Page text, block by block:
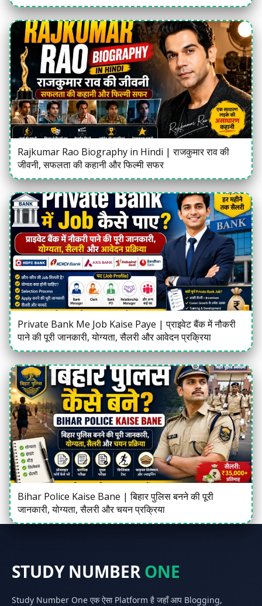
Rajkumar Rao Biography in Hindi | राजकुमार राव की
जीवनी, सफलता की कहानी और फिल्मी सफर
Private Bank Me Job Kaise Paye | प्राइवेट बैंक में नौकरी
पाने की पूरी जानकारी, योग्यता, सैलरी और आवेदन प्रक्रिया
Bihar Police Kaise Bane | बिहार पुलिस बनने की पूरी
जानकारी, योग्यता, सैलरी और चयन प्रक्रिया
STUDY NUMBERONE
Study Number One एक ऐसा Platform है जहाँ आप Blogging,